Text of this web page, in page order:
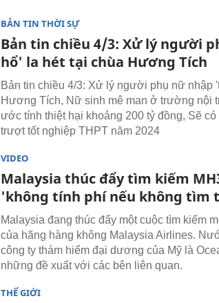
BẢN TIN THỜI SỰ
Bản tin chiều 4/3: Xử lý người
hổ' la hét tại chùa Hương Tích
Bản tin chiều 4/3: Xử lý người phụ nữ nhập
Hương Tích, Nữ sinh mê man ở trường nội
ước tính thiệt hại khoảng 200 tỷ đồng, Sẽ
trượt tốt nghiệp THPT năm 2024
VIDEO
Malaysia thúc đẩy tìm kiếm
'không tính phí nếu không tìm
Malaysia đang thúc đẩy một cuộc tìm kiếm
của hãng hàng không Malaysia Airlines.
công ty thám hiểm đại dương của Mỹ là
những đề xuất với các bên liên quan.
THẾ GIỚI